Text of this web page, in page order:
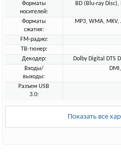
Форматы
носителей:
BD (Blu-ray Disc),
Форматы
сжатия:
MP3, WMA, MKV,
FM-радио:
ТВ-тюнер:
Декодер:
Dolby Digital DTS
Входы/
выходы:
Разъем USB
3.0:
Показать все